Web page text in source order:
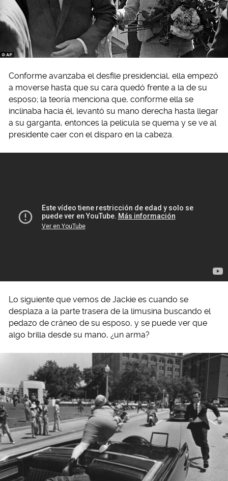
Conforme avanzaba el desfile presidencial, ella empezó
a moverse hasta que su cara quedó frente a la de su
esposo; la teoría menciona que, conforme ella se
inclinaba hacia él, levantó su mano derecha hasta llegar
a su garganta, entonces la película se quema y se ve al
presidente caer con el disparo en la cabeza.
Lo siguiente que vemos de Jackie es cuando se
desplaza a la parte trasera de la limusina buscando el
pedazo de cráneo de su esposo, y se puede ver que
algo brilla desde su mano, ¿un arma?